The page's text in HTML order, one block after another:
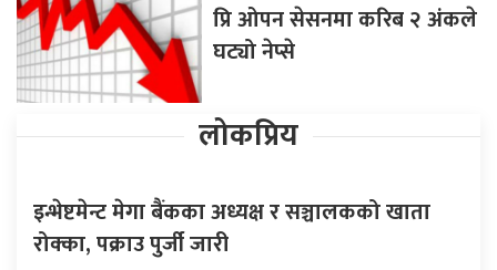
प्रि ओपन सेसनमा करिब २ अंकले
घट्यो नेप्से
लोकप्रिय
इन्भेष्टमेन्ट मेगा बैंकका अध्यक्ष र सञ्चालकको खाता
रोक्का, पक्राउ पुर्जी जारी